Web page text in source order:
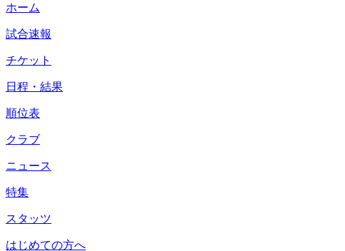
ホーム
試合速報
チケット
日程・結果
順位表
クラブ
ニュース
特集
スタッツ
はじめての方へ